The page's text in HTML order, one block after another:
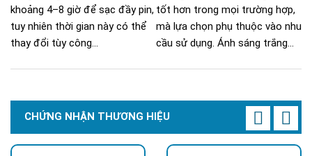
khoảng 4–8 giờ để sạc đầy pin,
tuy nhiên thời gian này có thể
thay đổi tùy công...
tốt hơn trong mọi trường hợp,
mà lựa chọn phụ thuộc vào nhu
cầu sử dụng. Ánh sáng trắng...
CHỨNG NHẬN THƯƠNG HIỆU